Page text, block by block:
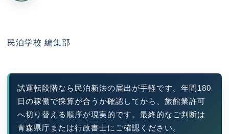
民泊学校 編集部
試運転段階なら民泊新法の届出が手軽です。年間180
日の稼働で採算が合うか確認してから、旅館業許可
へ切り替える順序が現実的です。最終的なご判断は
青森県庁または行政書士にご確認ください。